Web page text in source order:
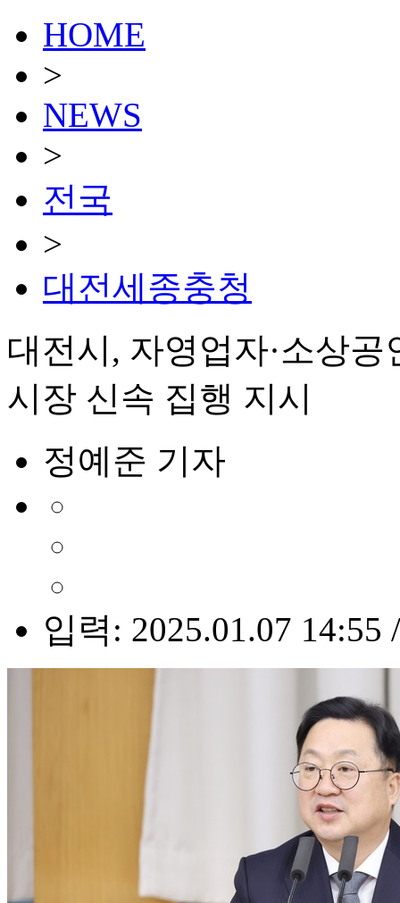
HOME
>
NEWS
>
전국
>
대전세종충청
대전시, 자영업자·소상
시장 신속 집행 지시
정예준 기자
입력: 2025.01.07 14:55